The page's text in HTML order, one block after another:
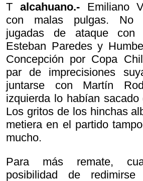
T alcahuano.-Emiliano
con malas pulgas. No
jugadas de ataque con
Esteban Paredes y
Concepción por Copa
par de imprecisiones
juntarse con Martín
izquierda lo habían
Los gritos de los hinchas
metiera en el partido
mucho.
Para más remate,
posibilidad de